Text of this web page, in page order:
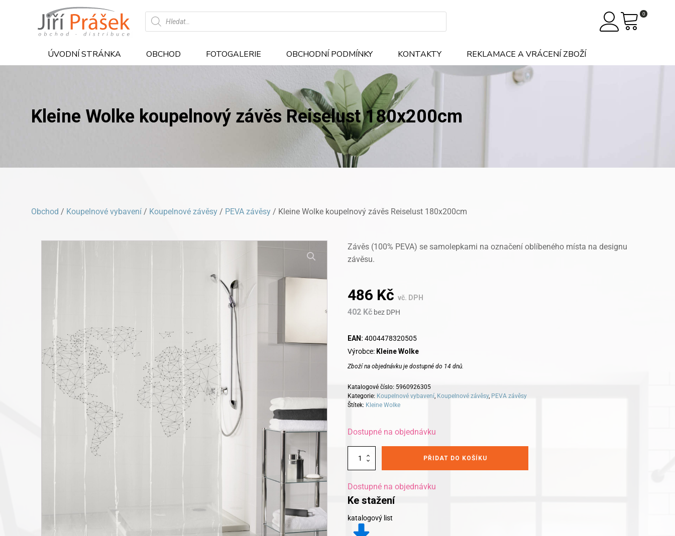
Products
search
0
ÚVODNÍ STRÁNKA OBCHOD FOTOGALERIE OBCHODNÍ PODMÍNKY KONTAKTY REKLAMACE A VRÁCENÍ ZBOŽÍ
Kleine Wolke koupelnový závěs Reiselust 180x200cm
Obchod / Koupelnové vybavení / Koupelnové závěsy / PEVA závěsy / Kleine Wolke koupelnový závěs Reiselust 180x200cm
Závěs (100% PEVA) se samolepkami na označení oblíbeného místa na designu
závěsu.
486 Kč vč. DPH
402 Kč bez DPH
EAN: 4004478320505
Výrobce: Kleine Wolke
Zboží na objednávku je dostupné do 14 dnů.
Katalogové číslo: 5960926305
Kategorie: Koupelnové vybavení, Koupelnové závěsy, PEVA závěsy
Štítek: Kleine Wolke
Dostupné na objednávku
Kleine
závěs
Reiselust
180x200cm
PŘIDAT DO KOŠÍKU
Dostupné na objednávku
Ke stažení
katalogový list